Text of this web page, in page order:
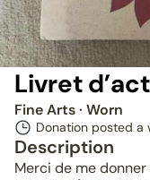
Livret
Fine Arts· Worn
Donation posted a
Description
Merci de me